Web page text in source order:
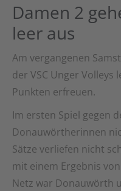
Damen 2
leer aus
Am vergangenen
der VSC Unger
Punkten erfreuen.
Im ersten Spiel gegen
Donauwörtherinnen
Sätze verliefen nicht
mit einem Ergebnis
Netz war Donauwörth